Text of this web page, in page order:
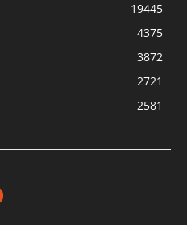
19445
4375
3872
2721
2581